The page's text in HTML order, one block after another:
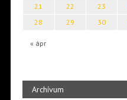
« ápr
21
22 23
28
29 30
Archívum